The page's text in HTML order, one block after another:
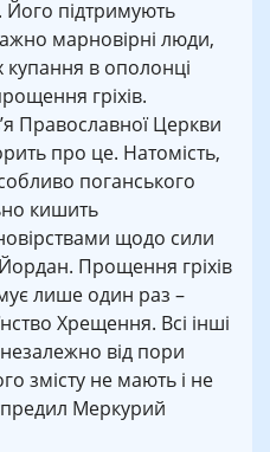
підтримують
марновірні люди,
купання в ополонці
гріхів.
Православної Церкви
про це. Натомість,
поганського
кишить
щодо сили
Прощення гріхів
лише один раз –
Хрещення. Всі інші
від пори
змісту не мають і не
Меркурий